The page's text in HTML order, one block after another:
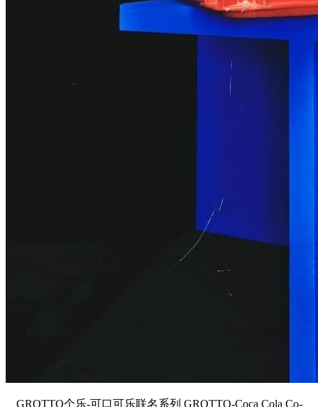
GROTTO个乐-可口可乐联名系列 GROTTO-Coca Cola Co-